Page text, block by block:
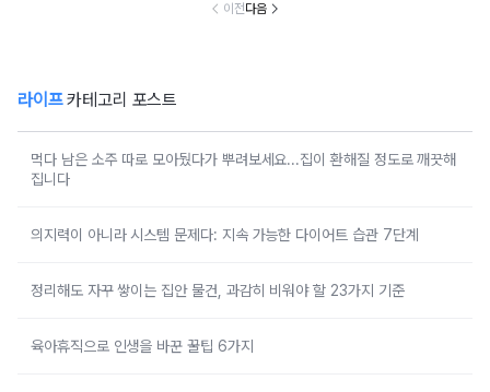
이전다음
라이프카테고리 포스트
먹다 남은 소주 따로 모아뒀다가 뿌려보세요...집이 환해질 정도로 깨끗해
집니다
의지력이 아니라 시스템 문제다: 지속 가능한 다이어트 습관 7단계
정리해도 자꾸 쌓이는 집안 물건, 과감히 비워야 할 23가지 기준
육아휴직으로 인생을 바꾼 꿀팁 6가지